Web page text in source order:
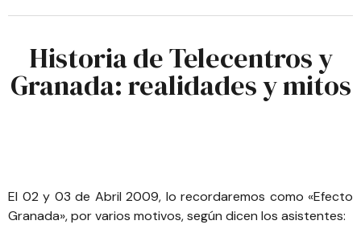
Historia de Telecentros y
Granada: realidades y mitos
El 02 y 03 de Abril 2009, lo recordaremos como «Efecto
Granada», por varios motivos, según dicen los asistentes: